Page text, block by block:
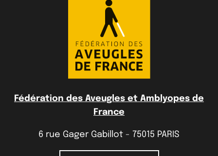
Fédération des Aveugles et Amblyopes de
France
6 rue Gager Gabillot - 75015 PARIS